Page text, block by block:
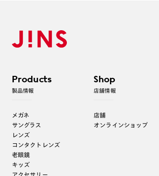
Products
製品情報
メガネ
サングラス
レンズ
コンタクトレンズ
老眼鏡
キッズ
アクセサリー
Shop
店舗情報
店舗
オンラインショップ